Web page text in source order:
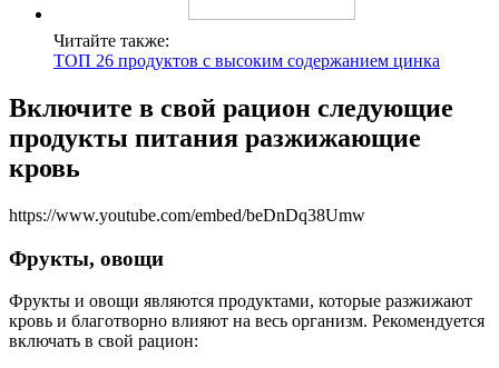
Читайте также:
ТОП 26 продуктов с высоким содержанием цинка
Включите в свой рацион следующие
продукты питания разжижающие
кровь
https://www.youtube.com/embed/beDnDq38Umw
Фрукты, овощи
Фрукты и овощи являются продуктами, которые разжижают
кровь и благотворно влияют на весь организм. Рекомендуется
включать в свой рацион: